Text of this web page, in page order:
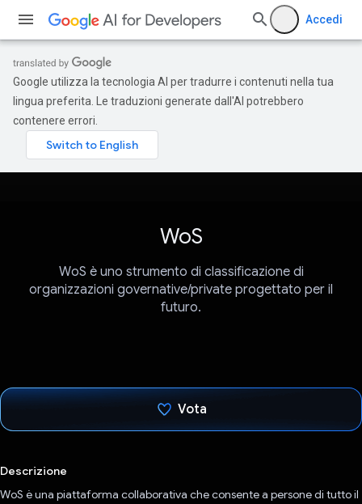
Accedi
Google utilizza la tecnologia AI per tradurre i contenuti nella tua
lingua preferita. Le traduzioni generate dall'AI potrebbero
contenere errori.
WoS
WoS è uno strumento di classificazione di
organizzazioni governative/private progettato per il
futuro.
Vota
Descrizione
WoS è una piattaforma collaborativa che consente a persone di tutto il